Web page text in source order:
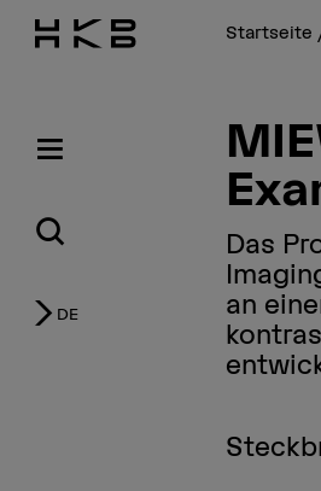
DE
Startseite
Das
an